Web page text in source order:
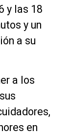
y las 18
y un
a su
a los
en